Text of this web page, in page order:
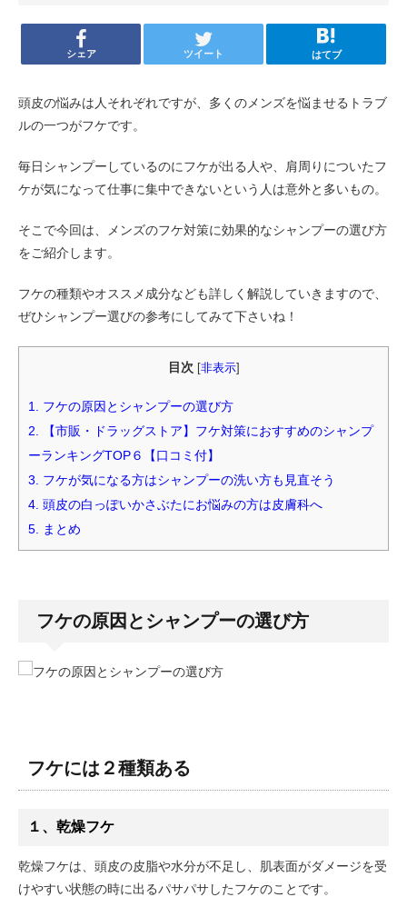
シェア ツイート はてブ
頭皮の悩みは人それぞれですが、多くのメンズを悩ませるトラブ
ルの一つがフケです。
毎日シャンプーしているのにフケが出る人や、肩周りについたフ
ケが気になって仕事に集中できないという人は意外と多いもの。
そこで今回は、メンズのフケ対策に効果的なシャンプーの選び方
をご紹介します。
フケの種類やオススメ成分なども詳しく解説していきますので、
ぜひシャンプー選びの参考にしてみて下さいね！
目次 非表示]
1.
フケの原因とシャンプーの選び方
2.
【市販・ドラッグストア】フケ対策におすすめのシャンプ
ーランキングTOP６【口コミ付】
3.
フケが気になる方はシャンプーの洗い方も見直そう
4. 頭皮の白っぽいかさぶたにお悩みの方は皮膚科へ
5.
まとめ
フケの原因とシャンプーの選び方
フケには２種類ある
１、乾燥フケ
乾燥フケは、頭皮の皮脂や水分が不足し、肌表面がダメージを受
けやすい状態の時に出るパサパサしたフケのことです。